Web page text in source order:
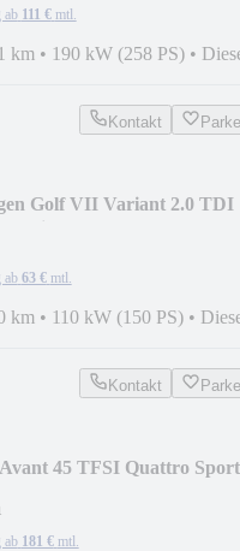
ab 111 € mtl.
km • 190 kW (258 PS) •
Kontakt
Golf VII Variant 2.0 TDI
ab 63 € mtl.
km • 110 kW (150 PS) •
Kontakt
45 TFSI Quattro Sport
ab 181 € mtl.